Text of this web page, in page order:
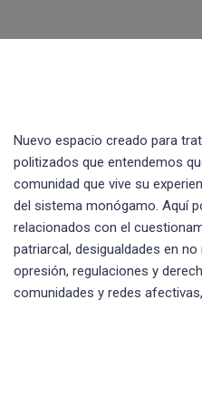
Nuevo espacio creado para
politizados que entendemos
comunidad que vive su
del sistema monógamo. Aquí
relacionados con el
patriarcal, desigualdades en
opresión, regulaciones y
comunidades y redes